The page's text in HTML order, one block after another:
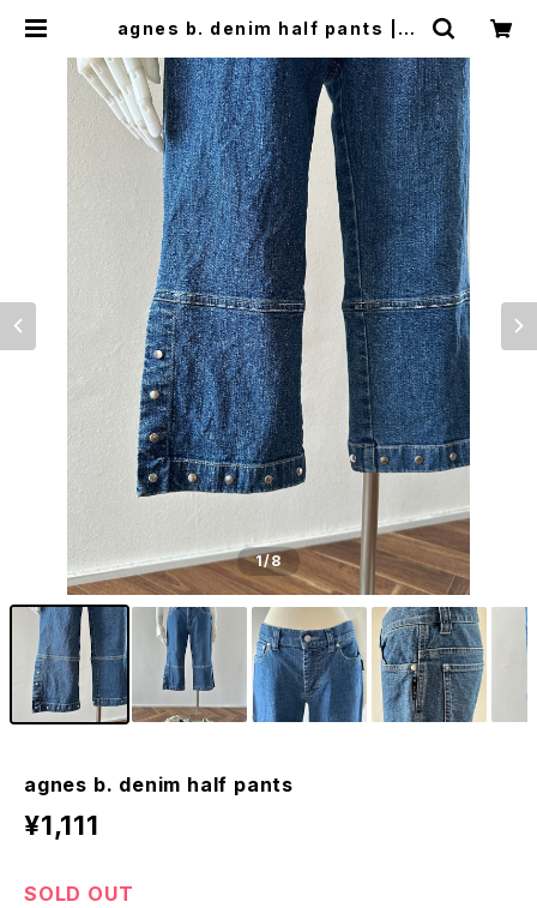
agnes b. denim half pants | w
1/8
agnes b. denim half pants
¥1,111
SOLD OUT